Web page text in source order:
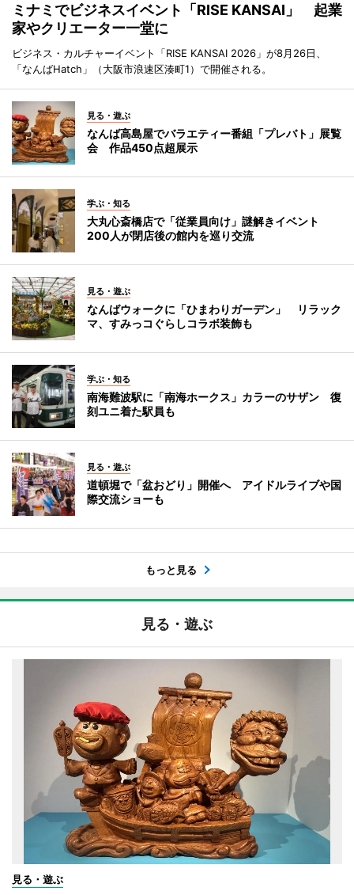
ミナミでビジネスイベント「RISE KANSAI」 起業
家やクリエーター一堂に
ビジネス・カルチャーイベント「RISE KANSAI 2026」が8月26日、
「なんばHatch」（大阪市浪速区湊町1）で開催される。
見る・遊ぶ
なんば高島屋でバラエティー番組「プレバト」展覧
会 作品450点超展示
学ぶ・知る
大丸心斎橋店で「従業員向け」謎解きイベント
200人が閉店後の館内を巡り交流
見る・遊ぶ
なんばウォークに「ひまわりガーデン」 リラック
マ、すみっコぐらしコラボ装飾も
学ぶ・知る
南海難波駅に「南海ホークス」カラーのサザン 復
刻ユニ着た駅員も
見る・遊ぶ
道頓堀で「盆おどり」開催へ アイドルライブや国
際交流ショーも
もっと見る
見る・遊ぶ
見る・遊ぶ